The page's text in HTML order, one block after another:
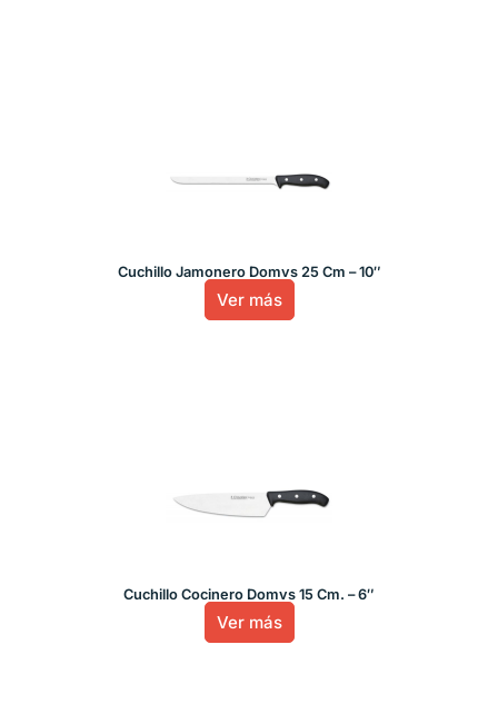
Cuchillo Jamonero Domvs 25 Cm – 10″
Ver más
Cuchillo Cocinero Domvs 15 Cm. – 6″
Ver más